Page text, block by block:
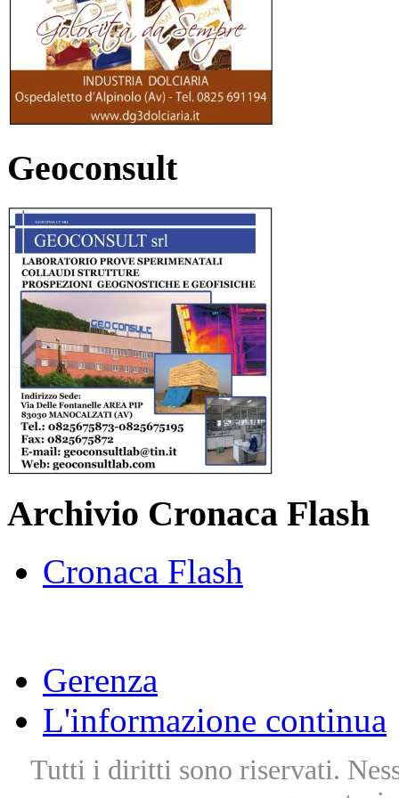
Geoconsult
Archivio Cronaca Flash
Cronaca Flash
Gerenza
L'informazione continua
Tutti i diritti sono riservati.